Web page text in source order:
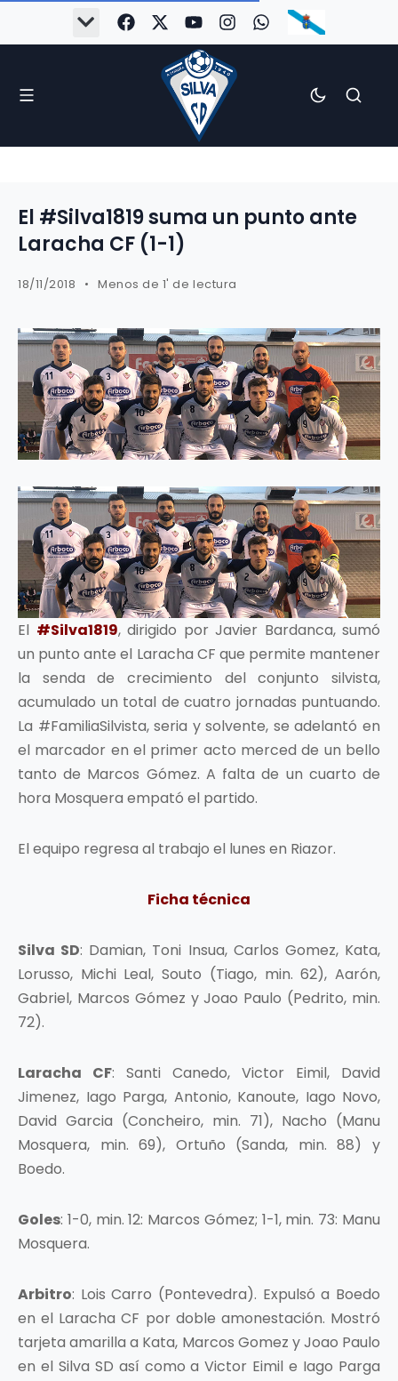
El #Silva1819 suma un punto ante
Laracha CF (1-1)
18/11/2018 Menos de 1' de lectura
El #Silva1819, dirigido por Javier Bardanca, sumó
un punto ante el Laracha CF que permite mantener
la senda de crecimiento del conjunto silvista,
acumulado un total de cuatro jornadas puntuando.
La #FamiliaSilvista, seria y solvente, se adelantó en
el marcador en el primer acto merced de un bello
tanto de Marcos Gómez. A falta de un cuarto de
hora Mosquera empató el partido.
El equipo regresa al trabajo el lunes en Riazor.
Ficha técnica
Silva SD: Damian, Toni Insua, Carlos Gomez, Kata,
Lorusso, Michi Leal, Souto (Tiago, min. 62), Aarón,
Gabriel, Marcos Gómez y Joao Paulo (Pedrito, min.
72).
Laracha CF: Santi Canedo, Victor Eimil, David
Jimenez, Iago Parga, Antonio, Kanoute, Iago Novo,
David Garcia (Concheiro, min. 71), Nacho (Manu
Mosquera, min. 69), Ortuño (Sanda, min. 88) y
Boedo.
Goles: 1-0, min. 12: Marcos Gómez; 1-1, min. 73: Manu
Mosquera.
Arbitro: Lois Carro (Pontevedra). Expulsó a Boedo
en el Laracha CF por doble amonestación. Mostró
tarjeta amarilla a Kata, Marcos Gomez y Joao Paulo
en el Silva SD así como a Victor Eimil e Iago Parga